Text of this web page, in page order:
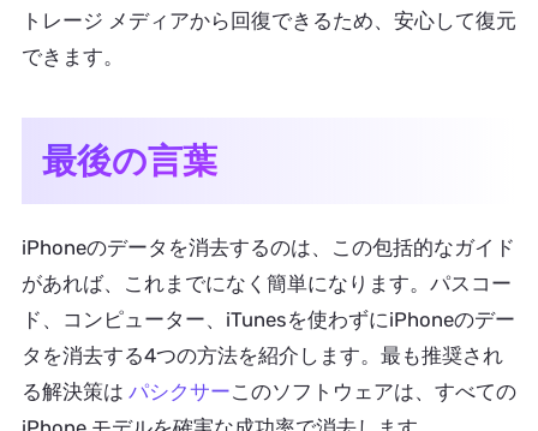
トレージ メディアから回復できるため、安心して復元
できます。
最後の言葉
iPhoneのデータを消去するのは、この包括的なガイド
があれば、これまでになく簡単になります。パスコー
ド、コンピューター、iTunesを使わずにiPhoneのデー
タを消去する4つの方法を紹介します。最も推奨され
る解決策は パシクサーこのソフトウェアは、すべての